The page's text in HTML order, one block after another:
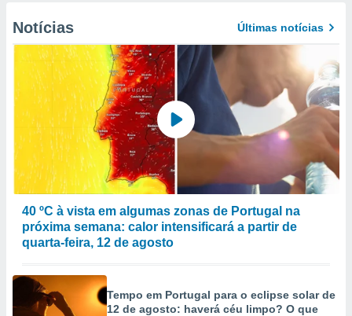
Notícias Últimas notícias
40 ºC à vista em algumas zonas de Portugal na
próxima semana: calor intensificará a partir de
quarta-feira, 12 de agosto
Tempo em Portugal para o eclipse solar de
12 de agosto: haverá céu limpo? O que